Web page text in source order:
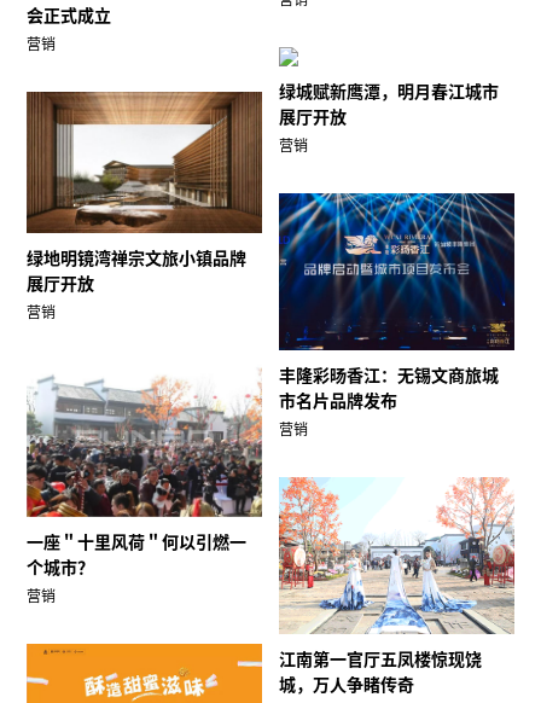
会正式成立
营销
绿城赋新鹰潭，明月春江城市
展厅开放
营销
绿地明镜湾禅宗文旅小镇品牌
展厅开放
营销
丰隆彩旸香江：无锡文商旅城
市名片品牌发布
营销
一座＂十里风荷＂何以引燃一
个城市？
营销
江南第一官厅五凤楼惊现饶
城，万人争睹传奇